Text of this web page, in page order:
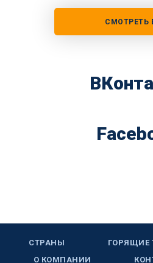
СМОТРЕТЬ
СТРАНЫ ГОРЯЩИЕ
О КОМПАНИИ